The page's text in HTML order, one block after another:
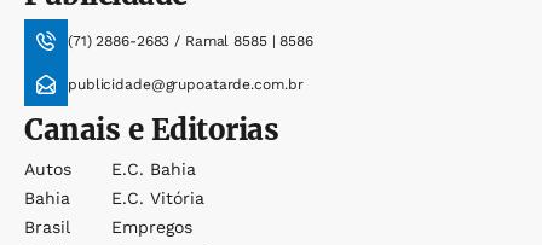
(71) 2886-2683 / Ramal 8585 | 8586
publicidade@grupoatarde.com.br
Canais e Editorias
Autos
Bahia
Brasil
E.c. Bahia
E.c. Vitória
Empregos